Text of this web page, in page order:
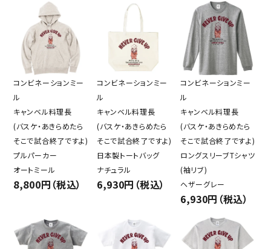
コンビネーションミー
ル
キャンベル料理長
(バスケ・あきらめたら
そこで試合終了ですよ)
プルパーカー
オートミール
8,800円（税込）
コンビネーションミー
ル
キャンベル料理長
(バスケ・あきらめたら
そこで試合終了ですよ)
日本製トートバッグ
ナチュラル
6,930円（税込）
コンビネーションミー
ル
キャンベル料理長
(バスケ・あきらめたら
そこで試合終了ですよ)
ロングスリーブTシャツ
(袖リブ)
ヘザーグレー
6,930円（税込）